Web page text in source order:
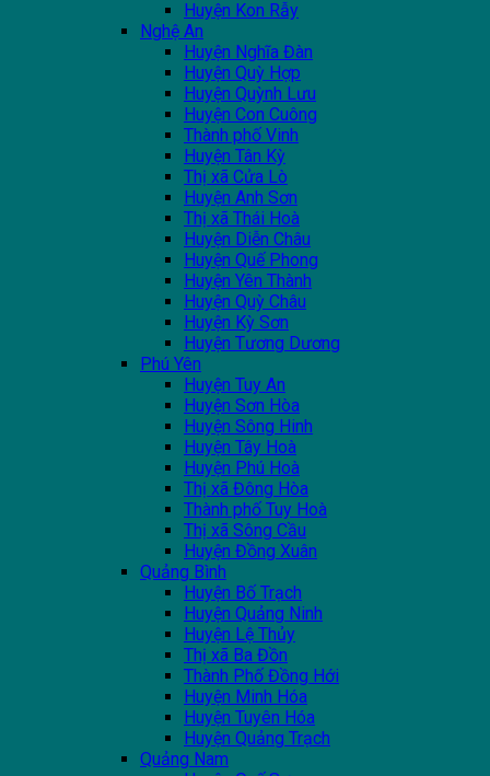
Huyện Kon Rẫy
Nghệ An
Huyện Nghĩa Đàn
Huyện Quỳ Hợp
Huyện Quỳnh Lưu
Huyện Con Cuông
Thành phố Vinh
Huyện Tân Kỳ
Thị xã Cửa Lò
Huyện Anh Sơn
Thị xã Thái Hoà
Huyện Diễn Châu
Huyện Quế Phong
Huyện Yên Thành
Huyện Quỳ Châu
Huyện Kỳ Sơn
Huyện Tương Dương
Phú Yên
Huyện Tuy An
Huyện Sơn Hòa
Huyện Sông Hinh
Huyện Tây Hoà
Huyện Phú Hoà
Thị xã Đông Hòa
Thành phố Tuy Hoà
Thị xã Sông Cầu
Huyện Đồng Xuân
Quảng Bình
Huyện Bố Trạch
Huyện Quảng Ninh
Huyện Lệ Thủy
Thị xã Ba Đồn
Thành Phố Đồng Hới
Huyện Minh Hóa
Huyện Tuyên Hóa
Huyện Quảng Trạch
Quảng Nam